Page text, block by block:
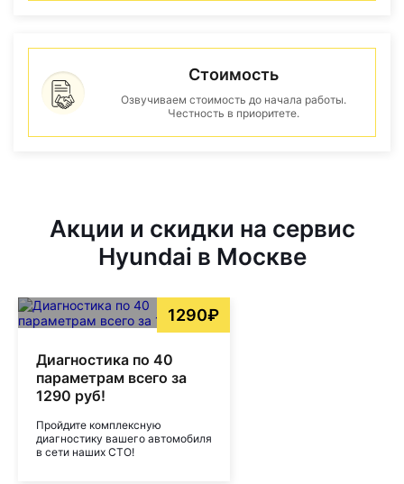
Стоимость
Озвучиваем стоимость до начала работы.
Честность в приоритете.
Акции и скидки на сервис
Hyundai в Москве
1290₽
Диагностика по 40
параметрам всего за
1290 руб!
Пройдите комплексную
диагностику вашего автомобиля
в сети наших СТО!